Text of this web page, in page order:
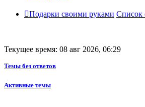
Подарки своими руками Список
Текущее время: 08 авг 2026, 06:29
Темы без ответов
Активные темы